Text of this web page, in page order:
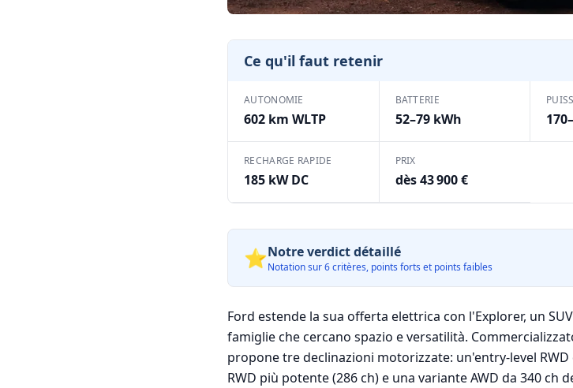
Ce qu'il faut retenir
AUTONOMIE
602 km WLTP
BATTERIE
52–79 kWh
RECHARGE RAPIDE
185 kW DC
PRIX
dès 43 900 €
⭐Notre verdict détaillé
Notation sur 6 critères, points forts et points faibles
Ford estende la sua offerta elettrica con l'Explorer, un
famiglie che cercano spazio e versatilità.
propone tre declinazioni motorizzate: un'entry-level RWD
RWD più potente (286 ch) e una variante AWD da 340 ch